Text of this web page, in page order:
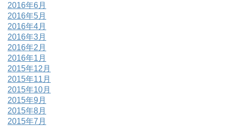
2016年6月
2016年5月
2016年4月
2016年3月
2016年2月
2016年1月
2015年12月
2015年11月
2015年10月
2015年9月
2015年8月
2015年7月